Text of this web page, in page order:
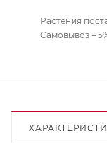
Растения
Самовывоз –